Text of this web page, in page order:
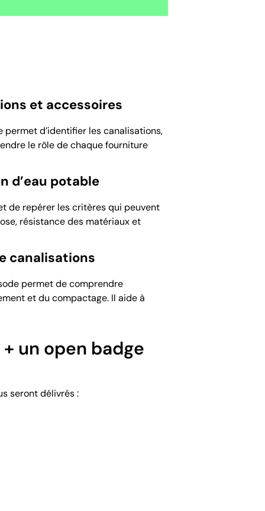
et accessoires
permet d’identifier les canalisations,
le rôle de chaque fourniture
d’eau potable
de repérer les critères qui peuvent
résistance des matériaux et
canalisations
permet de comprendre
et du compactage. Il aide à
un open badge
seront délivrés :